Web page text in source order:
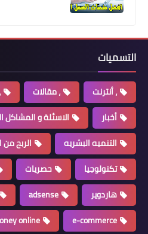
التسميات
، أنترنت ، مقالات
أخبار
الاسئلة و المشاكل
التنميه البشريه
الربح من
تكنولوجيا
حصريات
هاردوير
adsense
e-commerce
online